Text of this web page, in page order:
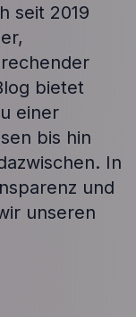
seit 2019
bietet
einer
bis hin
In
und
unseren